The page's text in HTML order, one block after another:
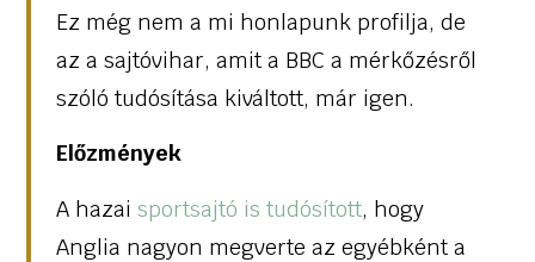
Ez még nem a mi honlapunk profilja, de
az a sajtóvihar, amit a BBC a mérkőzésről
szóló tudósítása kiváltott, már igen.
Előzmények
A hazai sportsajtó is tudósított, hogy
Anglia nagyon megverte az egyébként a